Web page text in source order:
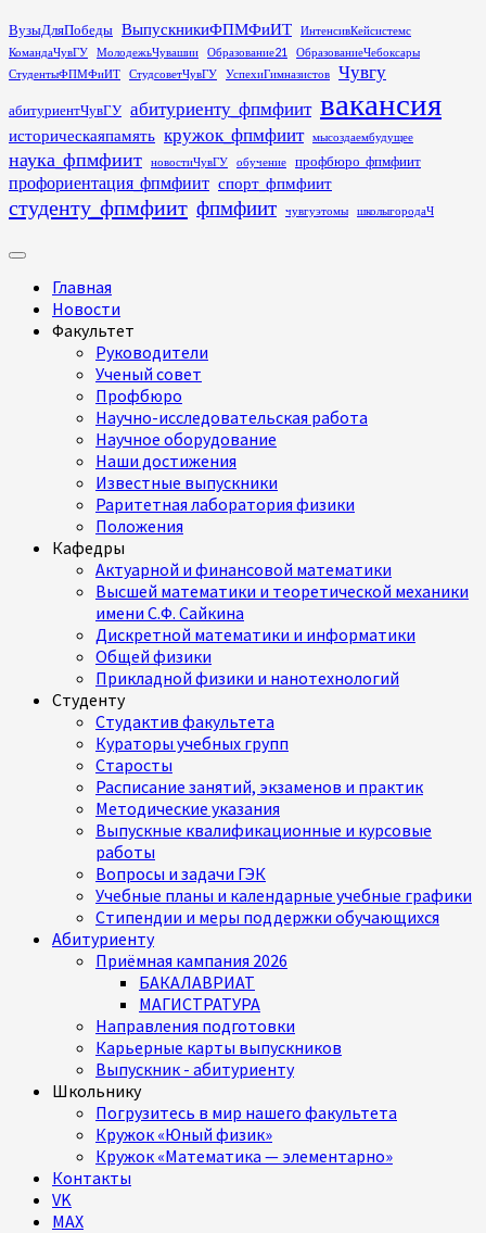
Перейти
к
содержимому
ВузыДляПобеды ВыпускникиФПМФиИТ
ИнтенсивКейсистемс
КомандаЧувГУ
МолодежьЧувашии Образование21
ОбразованиеЧебоксары
СтудентыФПМФиИТ
СтудсоветЧувГУ УспехиГимназистов Чувгу
абитуриентЧувГУ абитуриенту_фпмфиит вакансия
историческаяпамять кружок_фпмфиит мысоздаембудущее
наука_фпмфиит новостиЧувГУ обучение профбюро_фпмфиит
профориентация_фпмфиит спорт_фпмфиит
студенту_фпмфиит фпмфиит чувгуэтомы школыгородаЧ
Основное
Главная
Новости
Факультет
Руководители
Ученый совет
Профбюро
Научно-исследовательская работа
Научное оборудование
Наши достижения
Известные выпускники
Раритетная лаборатория физики
Положения
Кафедры
Актуарной и финансовой математики
Высшей математики и теоретической механики
имени С.Ф. Сайкина
Дискретной математики и информатики
Общей физики
Прикладной физики и нанотехнологий
Студенту
Студактив факультета
Кураторы учебных групп
Старосты
Расписание занятий, экзаменов и практик
Методические указания
Выпускные квалификационные и курсовые
работы
Вопросы и задачи ГЭК
Учебные планы и календарные учебные графики
Стипендии и меры поддержки обучающихся
Абитуриенту
Приёмная кампания 2026
БАКАЛАВРИАТ
МАГИСТРАТУРА
Направления подготовки
Карьерные карты выпускников
Выпускник - абитуриенту
Школьнику
Погрузитесь в мир нашего факультета
Кружок «Юный физик»
Кружок «Математика — элементарно»
Контакты
VK
MAX